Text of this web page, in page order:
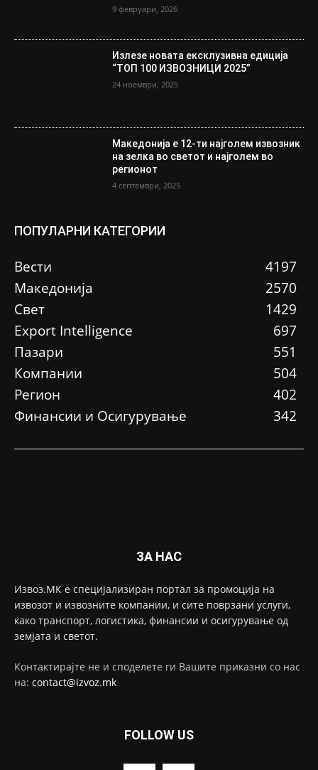
9 февруари, 2026
Излезе новата ексклузивна едиција
“ТОП 100 ИЗВОЗНИЦИ 2025”
24 ноември, 2025
Македонија е 12-ти најголем извозник
на зелка во светот и најголем во
регионот
4 септември, 2025
ПОПУЛАРНИ КАТЕГОРИИ
Вести
4197
Македонија
2570
Свет
1429
Еxport Intelligence
697
Пазари
551
Компании
504
Регион
402
Финансии и Осигурување
342
ЗА НАС
Извоз.МК е специјализиран портал за промоција на
извозот и извозните компании, и сите поврзани услуги,
како транспорт, логистика, финансии и осигурување од
земјата и светот.
Контактирајте не и споделете ги Вашите приказни со нас
на: contact@izvoz.mk
FOLLOW US